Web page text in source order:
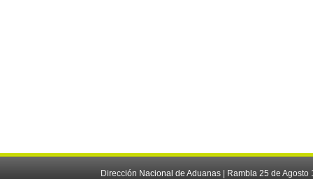
Dirección Nacional de Aduanas | Rambla 25 de